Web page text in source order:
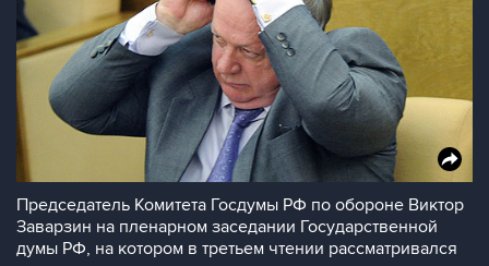
Председатель Комитета Госдумы РФ по обороне Виктор
Заварзин на пленарном заседании Государственной
думы РФ, на котором в третьем чтении рассматривался